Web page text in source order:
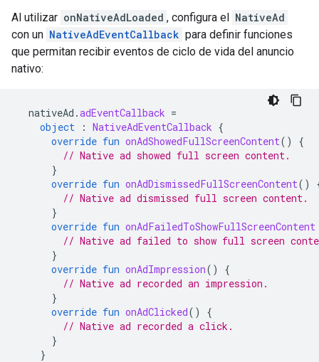
Al utilizar onNativeAdLoaded , configura el NativeAd
con un NativeAdEventCallback para definir funciones
que permitan recibir eventos de ciclo de vida del anuncio
nativo:
nativeAd .adEventCallback =
object
: NativeAdEventCallback {
override fun onAdShowedFullScreenContent()
{
// Native ad showed full screen content.
}
override fun onAdDismissedFullScreenContent()
// Native ad dismissed full screen content.
}
override fun onAdFailedToShowFullScreenContent
// Native ad failed to show full screen
}
override fun onAdImpression()
{
// Native ad recorded an impression.
}
override fun onAdClicked()
{
// Native ad recorded a click.
}
}